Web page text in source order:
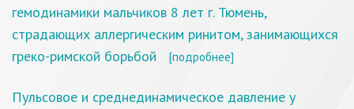
гемодинамики мальчиков 8 лет г. Тюмень,
страдающих аллергическим ринитом, занимающихся
греко-римской борьбой
[подробнее]
Пульсовое и среднединамическое давление у